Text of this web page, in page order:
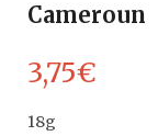
Cameroun
3,75€
18g